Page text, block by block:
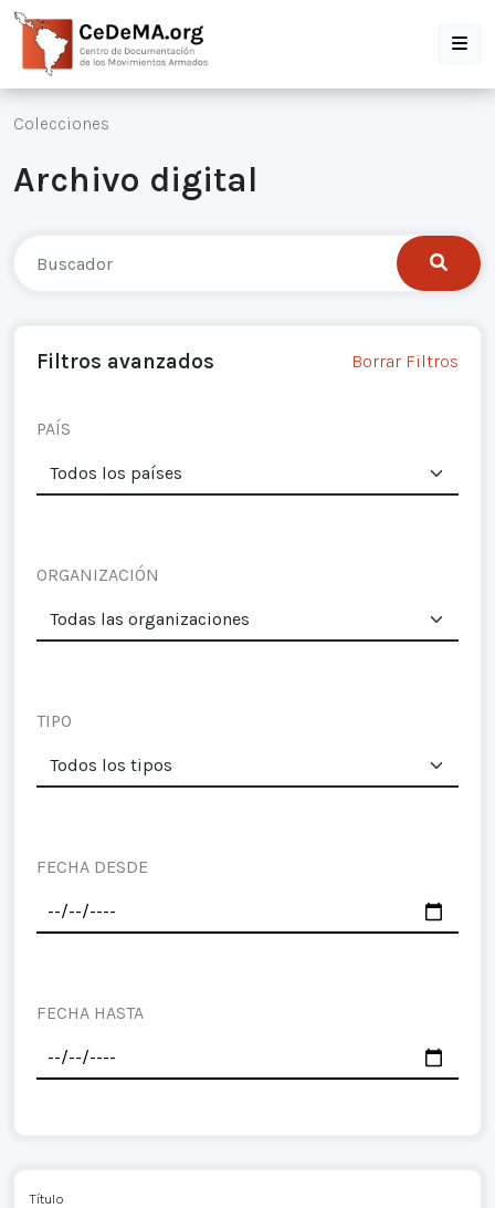
Colecciones
Archivo digital
Filtros avanzados Borrar Filtros
PAÍS
ORGANIZACIÓN
TIPO
FECHA DESDE
FECHA HASTA
Título